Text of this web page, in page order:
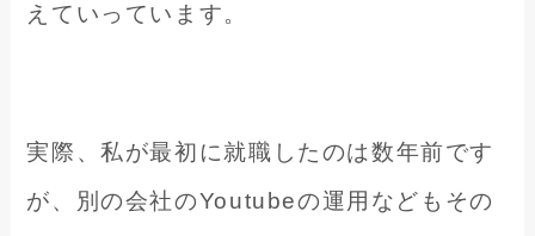
えていっています。
実際、私が最初に就職したのは数年前です
が、別の会社のYoutubeの運用などもその